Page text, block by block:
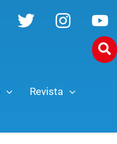
Revista